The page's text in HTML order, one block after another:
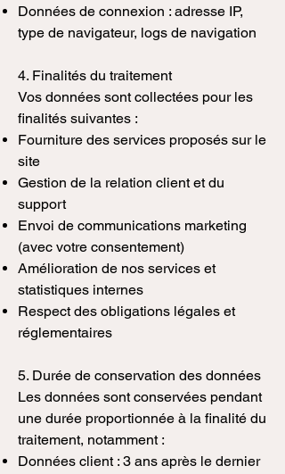
Données de connexion : adresse IP,
type de navigateur, logs de navigation
4. Finalités du traitement
Vos données sont collectées pour les
finalités suivantes :
Fourniture des services proposés sur le
site
Gestion de la relation client et du
support
Envoi de communications marketing
(avec votre consentement)
Amélioration de nos services et
statistiques internes
Respect des obligations légales et
réglementaires
5. Durée de conservation des données
Les données sont conservées pendant
une durée proportionnée à la finalité du
traitement, notamment :
Données client : 3 ans après le dernier